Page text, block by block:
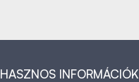
HASZNOS INFORMÁCIÓK